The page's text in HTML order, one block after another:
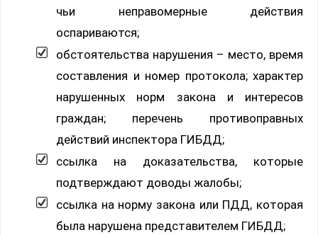
чьи неправомерные действия
оспариваются;
обстоятельства нарушения – место, время
составления и номер протокола; характер
нарушенных норм закона и интересов
граждан; перечень противоправных
действий инспектора ГИБДД;
ссылка на доказательства, которые
подтверждают доводы жалобы;
ссылка на норму закона или ПДД, которая
была нарушена представителем ГИБДД;